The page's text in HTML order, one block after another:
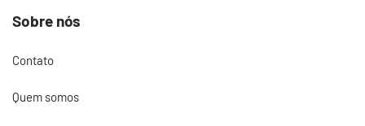
Sobre nós
Contato
Quem somos